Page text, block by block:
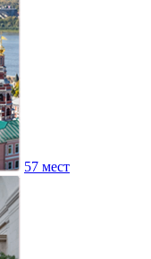
57 мест